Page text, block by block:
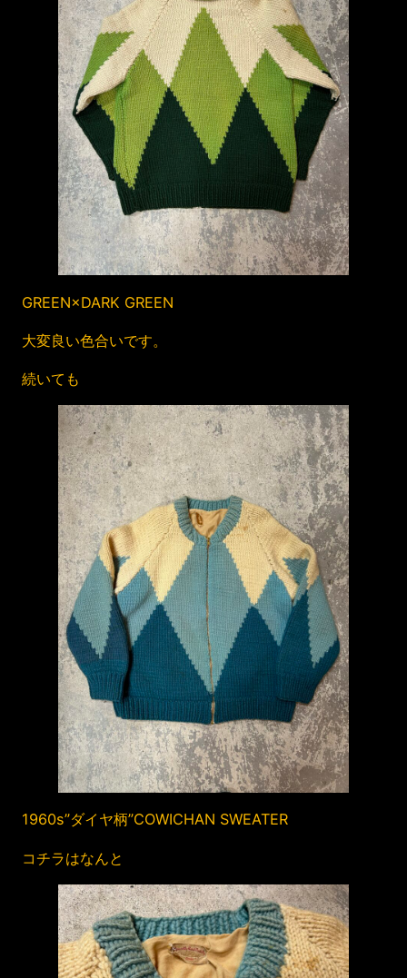
GREEN×DARK GREEN
大変良い色合いです。
続いても
1960s”ダイヤ柄”COWICHAN SWEATER
コチラはなんと